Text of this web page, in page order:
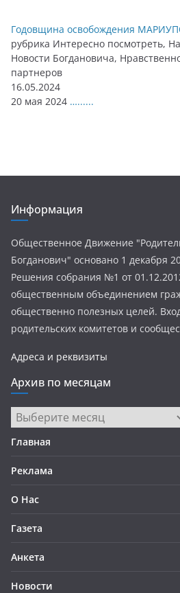
Годовщина освобождения
рубрика Интересно посмотреть,
Новости Богдановича,
партнеров
16.05.2024
20 мая 2024 …......
Информация
Общественное Движение
Богданович" основано 1 декабря
Решения собрания №1 от
общественным объединением
общественно полезных целей.
родительских комитетов и
Адреса и реквизиты
Архив по месяцам
Архив
месяцам
Главная
Реклама
О Нас
Газета
Анкета
Новости